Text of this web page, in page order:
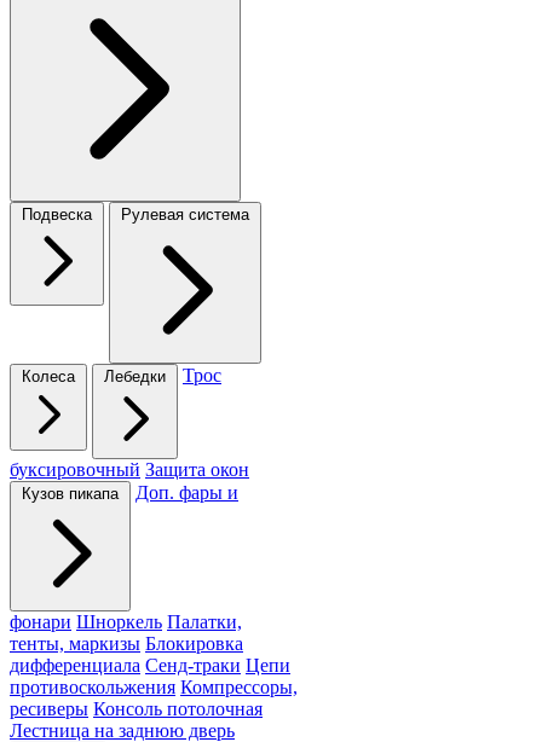
Подвеска Рулевая система
Колеса Лебедки Трос
буксировочный Защита окон
Кузов пикапа Доп. фары и
фонари Шноркель Палатки,
тенты, маркизы Блокировка
дифференциала Сенд-траки Цепи
противоскольжения Компрессоры,
ресиверы Консоль потолочная
Лестница на заднюю дверь